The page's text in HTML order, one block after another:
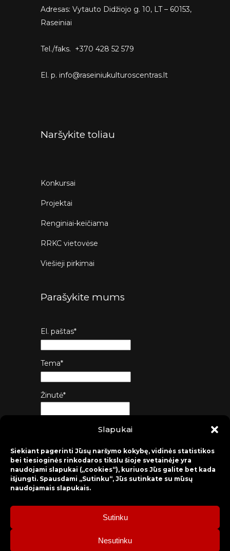
Slapukai
Siekiant pagerinti Jūsų naršymo kokybę, vidinės statistikos
bei tiesioginės rinkodaros tikslu šioje svetainėje yra
naudojami slapukai („cookies“), kuriuos Jūs galite bet kada
išjungti. Spausdami „Sutinku“, Jūs sutinkate su mūsų
naudojamais slapukais.
Sutinku
Nesutinku
Adresas: Vytauto Didžiojo g. 10, LT – 60153,
Raseiniai
Tel./faks. +370 428 52 579
El. p. info@raseiniukulturoscentras.lt
Naršykite toliau
Konkursai
Projektai
Renginiai-keičiama
RRKC vietovėse
Viešieji pirkimai
Parašykite mums
El. paštas*
Tema*
Žinutė*
2026 © Raseinių rajono kultūros centras